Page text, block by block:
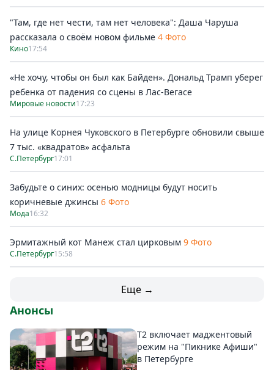
"Там, где нет чести, там нет человека": Даша Чаруша
рассказала о своём новом фильме 4 Фото
Кино17:54
«Не хочу, чтобы он был как Байден». Дональд Трамп уберег
ребенка от падения со сцены в Лас-Вегасе
Мировые новости17:23
На улице Корнея Чуковского в Петербурге обновили свыше
7 тыс. «квадратов» асфальта
С.Петербург17:01
Забудьте о синих: осенью модницы будут носить
коричневые джинсы 6 Фото
Мода16:32
Эрмитажный кот Манеж стал цирковым 9 Фото
С.Петербург15:58
Еще →
Анонсы
Т2 включает маджентовый
режим на "Пикнике Афиши"
в Петербурге